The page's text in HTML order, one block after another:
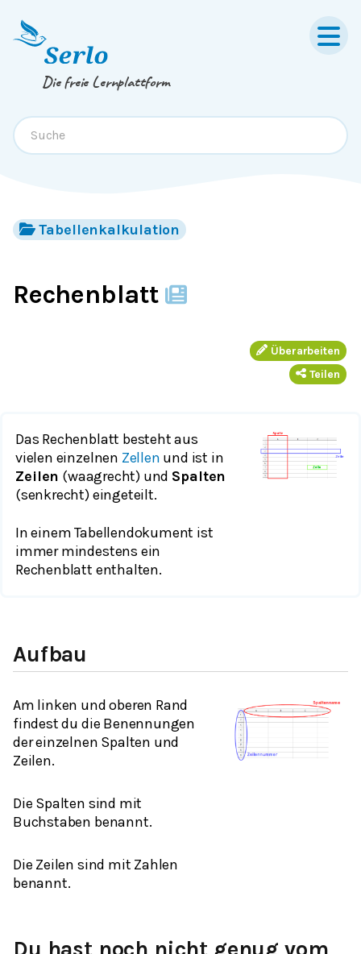
Springe zum
Die freie Lernplattform
Tabellenkalkulation
Rechenblatt
Überarbeiten
Teilen
Das Rechenblatt besteht aus
vielen einzelnen Zellen und ist in
Zeilen (waagrecht) und Spalten
(senkrecht) eingeteilt.
In einem Tabellendokument ist
immer mindestens ein
Rechenblatt enthalten.
Aufbau
Am linken und oberen Rand
findest du die Benennungen
der einzelnen Spalten und
Zeilen.
Die Spalten sind mit
Buchstaben benannt.
Die Zeilen sind mit Zahlen
benannt.